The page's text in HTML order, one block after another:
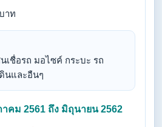
าท
เชื่อรถ มอไซค์ กระบะ รถ
นและอืนๆ
คม 2561 ถึง มิถุนายน 2562